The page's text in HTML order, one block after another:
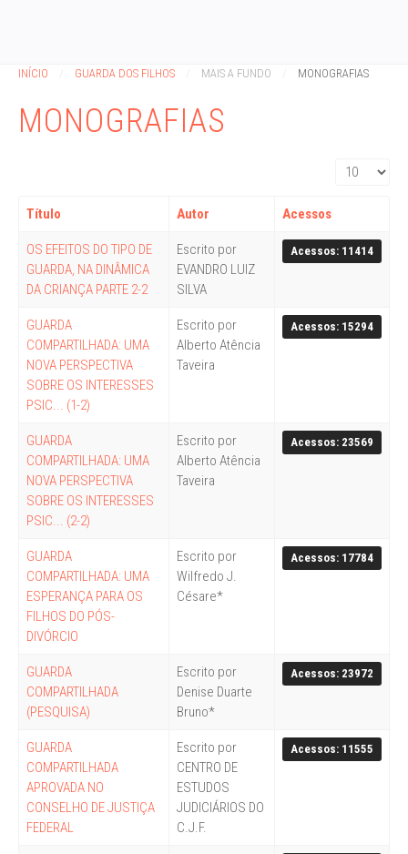
INÍCIO GUARDA DOS FILHOS MAIS A FUNDO MONOGRAFIAS
MONOGRAFIAS
Exibir #
Título Autor Acessos
OS EFEITOS DO TIPO DE
GUARDA, NA DINÂMICA
DA CRIANÇA PARTE 2-2
Escrito por
EVANDRO LUIZ
SILVA
Acessos: 11414
GUARDA
COMPARTILHADA: UMA
NOVA PERSPECTIVA
SOBRE OS INTERESSES
PSIC... (1-2)
Escrito por
Alberto Atência
Taveira
Acessos: 15294
GUARDA
COMPARTILHADA: UMA
NOVA PERSPECTIVA
SOBRE OS INTERESSES
PSIC... (2-2)
Escrito por
Alberto Atência
Taveira
Acessos: 23569
GUARDA
COMPARTILHADA: UMA
ESPERANÇA PARA OS
FILHOS DO PÓS-
DIVÓRCIO
Escrito por
Wilfredo J.
Césare*
Acessos: 17784
GUARDA
COMPARTILHADA
(PESQUISA)
Escrito por
Denise Duarte
Bruno*
Acessos: 23972
GUARDA
COMPARTILHADA
APROVADA NO
CONSELHO DE JUSTIÇA
FEDERAL
Escrito por
CENTRO DE
ESTUDOS
JUDICIÁRIOS DO
C.J.F.
Acessos: 11555